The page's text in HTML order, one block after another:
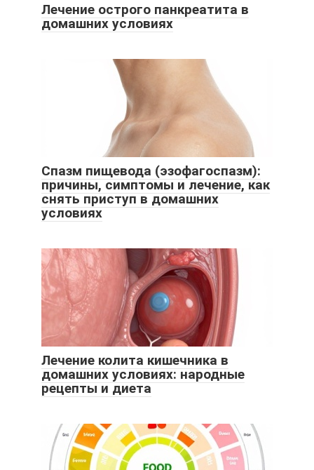
Лечение острого панкреатита в
домашних условиях
Спазм пищевода (эзофагоспазм):
причины, симптомы и лечение, как
снять приступ в домашних
условиях
Лечение колита кишечника в
домашних условиях: народные
рецепты и диета